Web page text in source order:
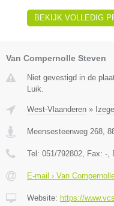
BEKIJK VOLLEDIG
Van Compernolle Steven
Niet gevestigd in de
Luik.
West-Vlaanderen »
Meensesteenweg 268,
Tel: 051/792802, Fax: -,
E-mail › Van
Website: https://